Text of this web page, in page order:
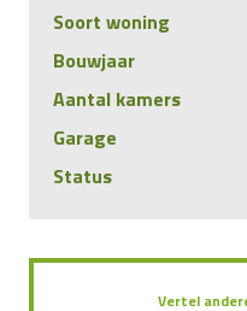
Soort woning
Bouwjaar
Aantal kamers
Garage
Status
Vertel